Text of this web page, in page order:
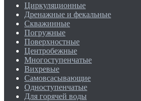
Циркуляционные
Дренажные и фекальные
Скважинные
Погружные
Поверхностные
Центробежные
Многоступенчатые
Вихревые
Самовсасывающие
Одноступенчатые
Для горячей воды